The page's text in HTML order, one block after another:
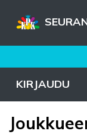
KIRJAUDU